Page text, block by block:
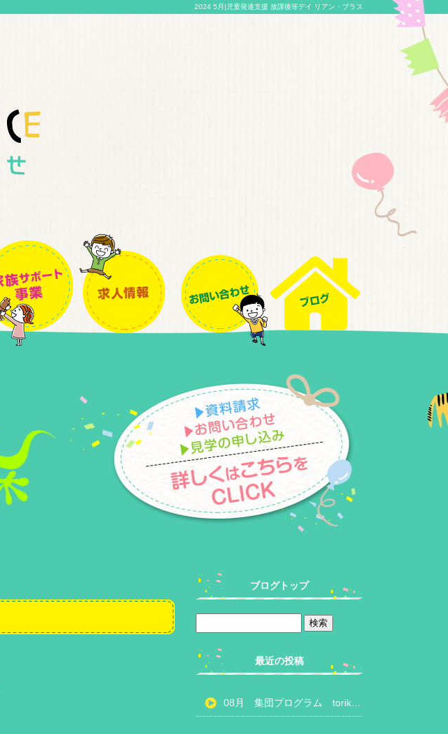
2024 5月|児童発達支援 放課後等デイ リアン・プラス
ブログトップ
最近の投稿